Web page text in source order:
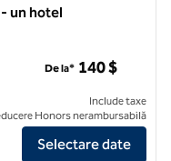
- un hotel
Lauderdale Beach - un
De la* 140 $
Include taxe
Honors nerambursabilă
Selectare date